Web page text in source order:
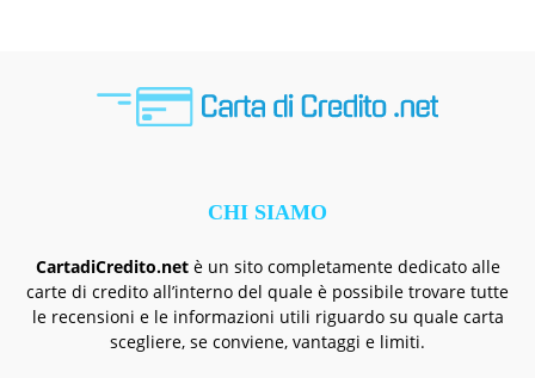
CHI SIAMO
CartadiCredito.netè un sito completamente dedicato alle
carte di credito all’interno del quale è possibile trovare tutte
le recensioni e le informazioni utili riguardo su quale carta
scegliere, se conviene, vantaggi e limiti.